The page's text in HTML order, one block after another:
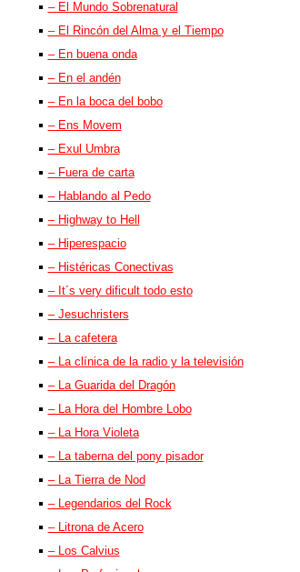
– El Mundo Sobrenatural
– El Rincón del Alma y el Tiempo
– En buena onda
– En el andén
– En la boca del bobo
– Ens Movem
– Exul Umbra
– Fuera de carta
– Hablando al Pedo
– Highway to Hell
– Hiperespacio
– Histéricas Conectivas
– It´s very dificult todo esto
– Jesuchristers
– La cafetera
– La clínica de la radio y la televisión
– La Guarida del Dragón
– La Hora del Hombre Lobo
– La Hora Violeta
– La taberna del pony pisador
– La Tierra de Nod
– Legendarios del Rock
– Litrona de Acero
– Los Calvius